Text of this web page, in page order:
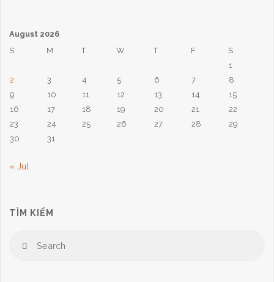
Chúa
August 2026
S
M T W T F
S
1
2
3 4 5 6 7
8
9
10 11 12 13 14
15
16
17 18 19 20 21
22
23
24 25 26 27 28
29
30
31
« Jul
TÌM KIẾM
Search